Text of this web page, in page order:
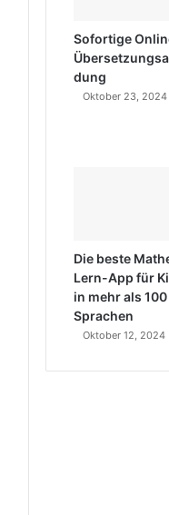
Sofortige
dung
Oktober 23, 2024
Die beste
Lern-App für
in mehr als 100
Sprachen
Oktober 12, 2024